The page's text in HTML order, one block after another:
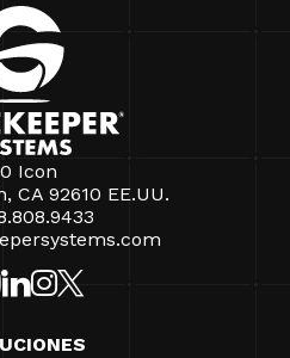
Icon
CA 92610 EE.UU.